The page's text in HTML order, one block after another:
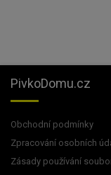
PivkoDomu.cz
Obchodní podmínky
Zpracování osobních
Zásady používání